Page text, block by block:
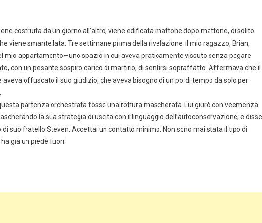
costruita da un giorno all’altro; viene edificata mattone dopo mattone, di solito
viene smantellata. Tre settimane prima della rivelazione, il mio ragazzo, Brian,
mio appartamento—uno spazio in cui aveva praticamente vissuto senza pagare
con un pesante sospiro carico di martirio, di sentirsi sopraffatto. Affermava che il
offuscato il suo giudizio, che aveva bisogno di un po’ di tempo da solo per
partenza orchestrata fosse una rottura mascherata. Lui giurò con veemenza
la sua strategia di uscita con il linguaggio dell’autoconservazione, e disse
suo fratello Steven. Accettai un contatto minimo. Non sono mai stata il tipo di
già un piede fuori.